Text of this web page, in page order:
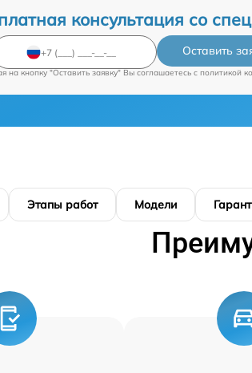
консультация со
Оставить
на кнопку "Оставить заявку" Вы соглашаетесь c политикой
Этапы работ Модели